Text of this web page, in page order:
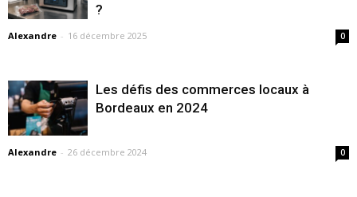
?
Alexandre - 16 décembre 2025 0
Les défis des commerces locaux à
Bordeaux en 2024
Alexandre - 26 décembre 2024 0